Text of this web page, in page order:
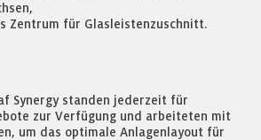
Zentrum für Glasleistenzuschnitt.
Synergy standen jederzeit für
zur Verfügung und arbeiteten mit
um das optimale Anlagenlayout für